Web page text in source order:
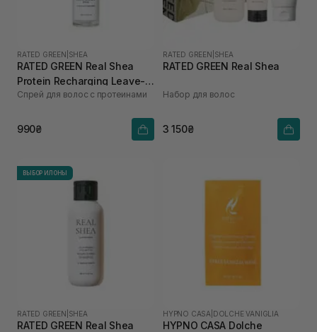
RATED GREEN SHEA
RATED GREEN Real Shea
Protein Recharging Leave-in
Treatment Spray для
волосся 80 мл
Спрей для волос с протеинами
990₴
RATED GREEN SHEA
RATED GREEN Real Shea
Набор для волос
3 150₴
ВЫБОР ИЛОНЫ
RATED GREEN SHEA
RATED GREEN Real Shea
HYPNO CASA DOLCHE VANIGLIA
HYPNO CASA Dolche